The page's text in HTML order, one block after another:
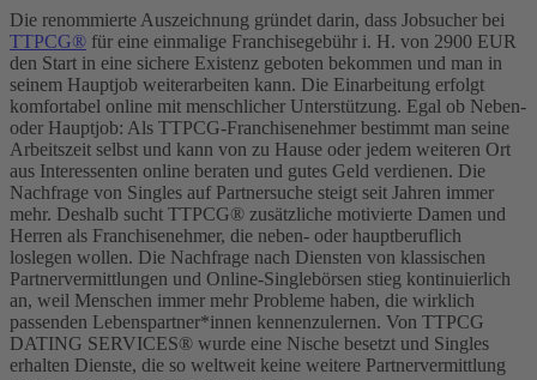
Die renommierte Auszeichnung gründet darin, dass Jobsucher bei
TTPCG® für eine einmalige Franchisegebühr i. H. von 2900 EUR
den Start in eine sichere Existenz geboten bekommen und man in
seinem Hauptjob weiterarbeiten kann. Die Einarbeitung erfolgt
komfortabel online mit menschlicher Unterstützung. Egal ob Neben-
oder Hauptjob: Als TTPCG-Franchisenehmer bestimmt man seine
Arbeitszeit selbst und kann von zu Hause oder jedem weiteren Ort
aus Interessenten online beraten und gutes Geld verdienen. Die
Nachfrage von Singles auf Partnersuche steigt seit Jahren immer
mehr. Deshalb sucht TTPCG® zusätzliche motivierte Damen und
Herren als Franchisenehmer, die neben- oder hauptberuflich
loslegen wollen. Die Nachfrage nach Diensten von klassischen
Partnervermittlungen und Online-Singlebörsen stieg kontinuierlich
an, weil Menschen immer mehr Probleme haben, die wirklich
passenden Lebenspartner*innen kennenzulernen. Von TTPCG
DATING SERVICES® wurde eine Nische besetzt und Singles
erhalten Dienste, die so weltweit keine weitere Partnervermittlung